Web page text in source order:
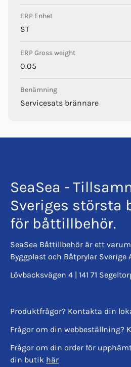
ERP Enhet
ST
ERP Gross weight
0.05
Benämning
Servicesats brännare
SeaSea -
Sveriges största
för båttillbehör.
SeaSea Båttillbehör är ett
Byggplast och Båtprylar Sverige
Lövbacksvägen 4 | 141 71
Produktfrågor? Kontakta din
Frågor om din webbeställning?
Frågor om din order för
din butik här